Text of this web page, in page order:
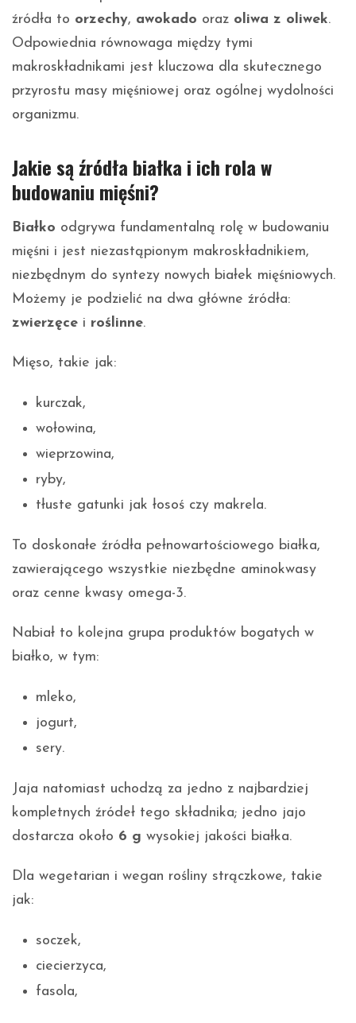
źródła to orzechy, awokado oraz oliwa z oliwek.
Odpowiednia równowaga między tymi
makroskładnikami jest kluczowa dla skutecznego
przyrostu masy mięśniowej oraz ogólnej wydolności
organizmu.
Jakie są źródła białka i ich rola w
budowaniu mięśni?
Białko odgrywa fundamentalną rolę w budowaniu
mięśni i jest niezastąpionym makroskładnikiem,
niezbędnym do syntezy nowych białek mięśniowych.
Możemy je podzielić na dwa główne źródła:
zwierzęce i roślinne.
Mięso, takie jak:
kurczak,
wołowina,
wieprzowina,
ryby,
tłuste gatunki jak łosoś czy makrela.
To doskonałe źródła pełnowartościowego białka,
zawierającego wszystkie niezbędne aminokwasy
oraz cenne kwasy omega-3.
Nabiał to kolejna grupa produktów bogatych w
białko, w tym:
mleko,
jogurt,
sery.
Jaja natomiast uchodzą za jedno z najbardziej
kompletnych źródeł tego składnika; jedno jajo
dostarcza około 6 g wysokiej jakości białka.
Dla wegetarian i wegan rośliny strączkowe, takie
jak:
soczek,
ciecierzyca,
fasola,